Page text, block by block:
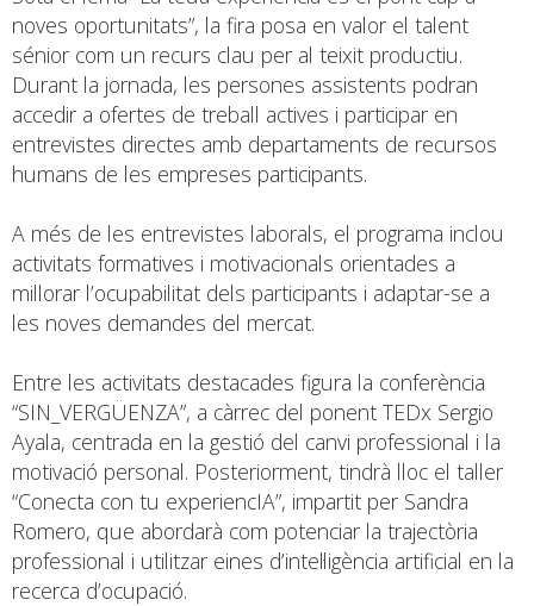
noves oportunitats”, la fira posa en valor el talent
sénior com un recurs clau per al teixit productiu.
Durant la jornada, les persones assistents podran
accedir a ofertes de treball actives i participar en
entrevistes directes amb departaments de recursos
humans de les empreses participants.
A més de les entrevistes laborals, el programa inclou
activitats formatives i motivacionals orientades a
millorar l’ocupabilitat dels participants i adaptar-se a
les noves demandes del mercat.
Entre les activitats destacades figura la conferència
“SIN_VERGÜENZA”, a càrrec del ponent TEDx Sergio
Ayala, centrada en la gestió del canvi professional i la
motivació personal. Posteriorment, tindrà lloc el taller
“Conecta con tu experiencIA”, impartit per Sandra
Romero, que abordarà com potenciar la trajectòria
professional i utilitzar eines d’intel·ligència artificial en la
recerca d’ocupació.